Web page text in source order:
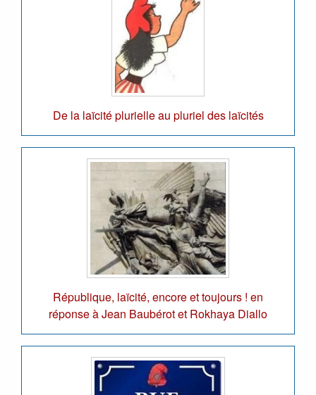
De la laïcité plurielle au pluriel des laïcités
République, laïcité, encore et toujours ! en
réponse à Jean Baubérot et Rokhaya Diallo